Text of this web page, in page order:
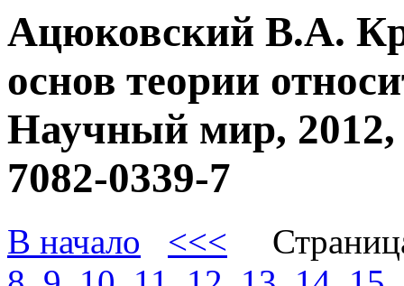
Ацюковский В.А.
основ теории
Научный мир,
7082-0339-7
В начало <<<